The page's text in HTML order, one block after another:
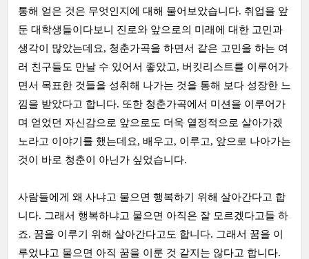
통해 얻은 것은 무엇인지에 대해 물어보았습니다. 취업을 앞
둔 대학생들이다보니 진로와 앞으로의 미래에 대한 고민과
생각이 많았는데요, 청춘가곡을 하면서 같은 고민을 하는 여
러 친구들도 만날 수 있어서 좋았고, 버킷리스트를 이루어가
면서 목표한 것들을 성취해 나가는 것을 통해 보다 성장한 느
낌을 받았다고 합니다. 또한 청춘가곡에서 미션을 이루어가
며 얻었던 자신감으로 앞으로도 더욱 열정적으로 살아가겠
노라고 이야기를 했는데요, 배우고, 이루고, 앞으로 나아가는
것이 바로 청춘이 아닌가 싶었습니다.
사람들에게 왜 사냐고 물으면 행복하기 위해 살아간다고 합
니다. 그래서 행복하냐고 물으면 아직은 잘 모르겠다고들 하
죠. 꿈을 이루기 위해 살아간다고도 합니다. 그래서 꿈을 이
루었냐고 물으면 아직 꿈을 이룬 것 같지는 않다고 합니다.